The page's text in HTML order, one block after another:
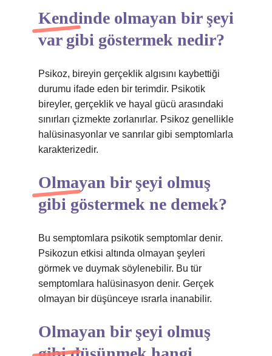
Kendinde olmayan bir şeyi
var gibi göstermek nedir?
Psikoz, bireyin gerçeklik algısını kaybettiği
durumu ifade eden bir terimdir. Psikotik
bireyler, gerçeklik ve hayal gücü arasındaki
sınırları çizmekte zorlanırlar. Psikoz genellikle
halüsinasyonlar ve sanrılar gibi semptomlarla
karakterizedir.
Olmayan bir şeyi olmuş
gibi göstermek ne demek?
Bu semptomlara psikotik semptomlar denir.
Psikozun etkisi altında olmayan şeyleri
görmek ve duymak söylenebilir. Bu tür
semptomlara halüsinasyon denir. Gerçek
olmayan bir düşünceye ısrarla inanabilir.
Olmayan bir şeyi olmuş